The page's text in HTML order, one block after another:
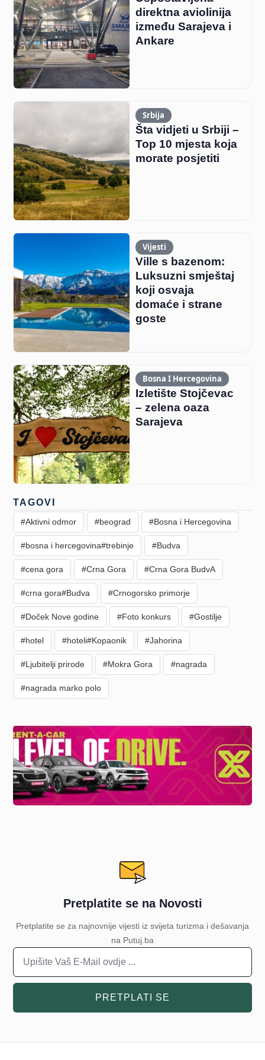
direktna aviolinija
između Sarajeva i
Ankare
Srbija
Šta vidjeti u Srbiji –
Top 10 mjesta koja
morate posjetiti
Vijesti
Ville s bazenom:
Luksuzni smještaj
koji osvaja
domaće i strane
goste
Bosna I Hercegovina
Izletište Stojčevac
– zelena oaza
Sarajeva
TAGOVI
#Aktivni odmor #beograd #Bosna i Hercegovina
#bosna i hercegovina#trebinje #Budva
#cena gora #Crna Gora #Crna Gora BudvA
#crna gora#Budva #Crnogorsko primorje
#Doček Nove godine #Foto konkurs #Gostilje
#hotel #hoteli#Kopaonik #Jahorina
#Ljubitelji prirode #Mokra Gora #nagrada
#nagrada marko polo
Pretplatite se na Novosti
Pretplatite se za najnovnije vijesti iz svijeta turizma i dešavanja
na Putuj.ba
PRETPLATI SE